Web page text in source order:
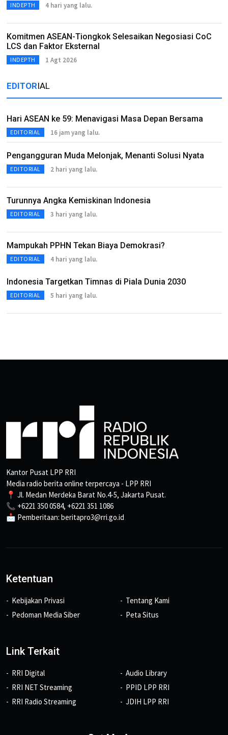
INDEPTH 4 hari yang lalu.
Komitmen ASEAN-Tiongkok Selesaikan Negosiasi CoC
LCS dan Faktor Eksternal
INDEPTH 1 Agt 2026
EDITORIAL
Hari ASEAN ke 59: Menavigasi Masa Depan Bersama
EDITORIAL 16 jam yang lalu.
Pengangguran Muda Melonjak, Menanti Solusi Nyata
EDITORIAL 2 hari yang lalu.
Turunnya Angka Kemiskinan Indonesia
EDITORIAL 3 hari yang lalu.
Mampukah PPHN Tekan Biaya Demokrasi?
EDITORIAL 4 hari yang lalu.
Indonesia Targetkan Timnas di Piala Dunia 2030
EDITORIAL 5 hari yang lalu.
Kantor Pusat LPP RRI
Media radio berita online terpercaya - LPP RRI
📍 Jl. Medan Merdeka Barat No.4-5, Jakarta Pusat.
📞 +6221 350 0584, +6221 351 1086
📩 Pemberitaan: beritapro3@rri.go.id
Ketentuan
Kebijakan Privasi
Pedoman Media Siber
Tentang Kami
Peta Situs
Link Terkait
RRI Digital
RRI NET Streaming
RRI Radio Streaming
Audio Library
PPID LPP RRI
JDIH LPP RRI